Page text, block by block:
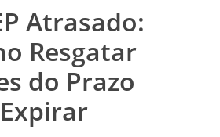
Atrasado:
Resgatar
do Prazo
Expirar